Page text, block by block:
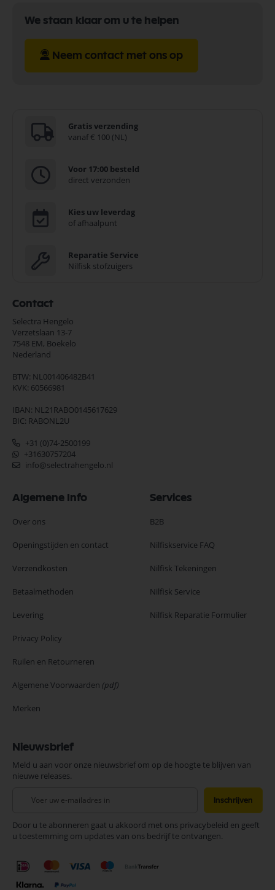
We staan klaar om u te helpen
Neem contact met ons op
Gratis verzending
vanaf € 100 (NL)
Voor 17:00 besteld
direct verzonden
Kies uw leverdag
of afhaalpunt
Reparatie Service
Nilfisk stofzuigers
Contact
Selectra Hengelo
Verzetslaan 13-7
7548 EM, Boekelo
Nederland
BTW: NL001406482B41
KVK: 60566981
IBAN: NL21RABO0145617629
BIC: RABONL2U
+31 (0)74-2500199
+31630757204
info@selectrahengelo.nl
Algemene Info
Over ons
Openingstijden en contact
Verzendkosten
Betaalmethoden
Levering
Privacy Policy
Ruilen en Retourneren
Algemene Voorwaarden (pdf)
Merken
Services
B2B
Nilfiskservice FAQ
Nilfisk Tekeningen
Nilfisk Service
Nilfisk Reparatie Formulier
Nieuwsbrief
Meld u aan voor onze nieuwsbrief om op de hoogte te blijven van
nieuwe releases.
onze
nieuwsbrief
Inschrijven
Door u te abonneren gaat u akkoord met ons privacybeleid en geeft
u toestemming om updates van ons bedrijf te ontvangen.